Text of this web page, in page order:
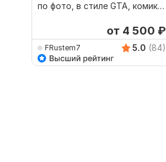
по фото, в стиле GTA, комикс,
от 4 500 ₽
FRustem7 5.0 (84)